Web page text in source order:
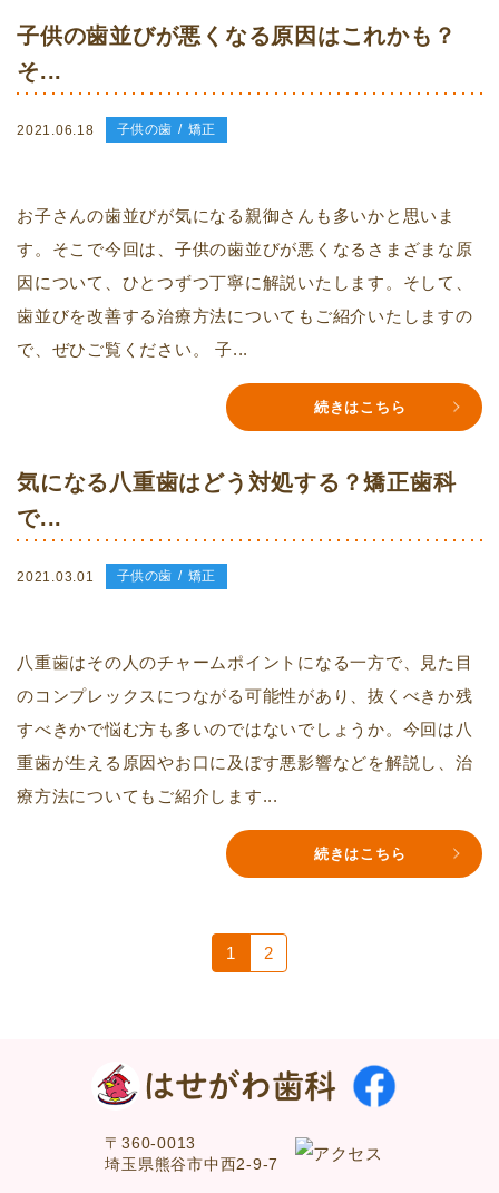
子供の歯並びが悪くなる原因はこれかも？
そ...
2021.06.18 子供の歯 矯正
お子さんの歯並びが気になる親御さんも多いかと思いま
す。そこで今回は、子供の歯並びが悪くなるさまざまな原
因について、ひとつずつ丁寧に解説いたします。そして、
歯並びを改善する治療方法についてもご紹介いたしますの
で、ぜひご覧ください。 子...
続きはこちら
気になる八重歯はどう対処する？矯正歯科
で...
2021.03.01 子供の歯 矯正
八重歯はその人のチャームポイントになる一方で、見た目
のコンプレックスにつながる可能性があり、抜くべきか残
すべきかで悩む方も多いのではないでしょうか。今回は八
重歯が生える原因やお口に及ぼす悪影響などを解説し、治
療方法についてもご紹介します...
続きはこちら
1 2
〒360-0013
埼玉県熊谷市中西2-9-7